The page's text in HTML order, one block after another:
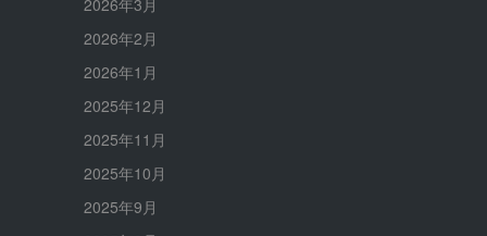
2026年2月
2026年1月
2025年12月
2025年11月
2025年10月
2025年9月